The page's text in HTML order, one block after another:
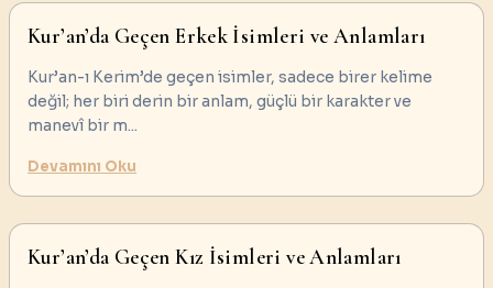
Kur’an’da Geçen Erkek İsimleri ve Anlamları
Kur’an-ı Kerim’de geçen isimler, sadece birer kelime
değil; her biri derin bir anlam, güçlü bir karakter ve
manevî bir m...
Devamını Oku
Kur’an’da Geçen Kız İsimleri ve Anlamları